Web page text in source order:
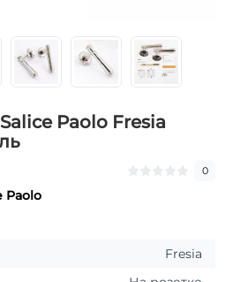
Paolo Fresia
0
Paolo
Fresia